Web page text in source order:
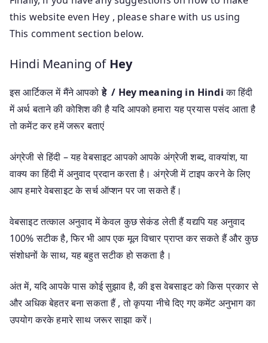
this website even Hey , please share with us using
This comment section below.
Hindi Meaning of Hey
इस आर्टिकल में मैंने आपकोहे / Hey meaning in Hindiका हिंदी
में अर्थ बताने की कोशिश की है यदि आपको हमारा यह प्रयास पसंद आता है
तो कमेंट कर हमें जरूर बताएं
अंग्रेजी से हिंदी – यह वेबसाइट आपको आपके अंग्रेजी शब्द, वाक्यांश, या
वाक्य का हिंदी में अनुवाद प्रदान करता है। अंग्रेजी में टाइप करने के लिए
आप हमारे वेबसाइट के सर्च ऑप्शन पर जा सकते हैं।
वेबसाइट तत्काल अनुवाद में केवल कुछ सेकंड लेती हैं यद्यपि यह अनुवाद
100% सटीक है, फिर भी आप एक मूल विचार प्राप्त कर सकते हैं और कुछ
संशोधनों के साथ, यह बहुत सटीक हो सकता है।
अंत में, यदि आपके पास कोई सुझाव है, की इस वेबसाइट को किस प्रकार से
और अधिक बेहतर बना सकता हैं , तो कृपया नीचे दिए गए कमेंट अनुभाग का
उपयोग करके हमारे साथ जरूर साझा करें।